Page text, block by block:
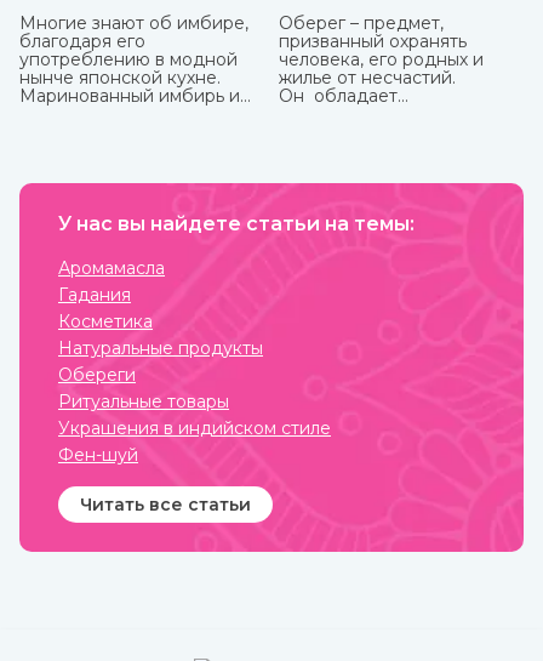
Многие знают об имбире,
благодаря его
употреблению в модной
нынче японской кухне.
Маринованный имбирь и
больше всего полезных
больше пользы.
Оберег – предмет,
призванный охранять
человека, его родных и
жилье от несчастий.
Он обладает
действие. Даже
способны привести к
У нас вы найдете статьи на темы:
Аромамасла
Гадания
Косметика
Натуральные продукты
Обереги
Ритуальные товары
Украшения в индийском стиле
Фен-шуй
Читать все статьи